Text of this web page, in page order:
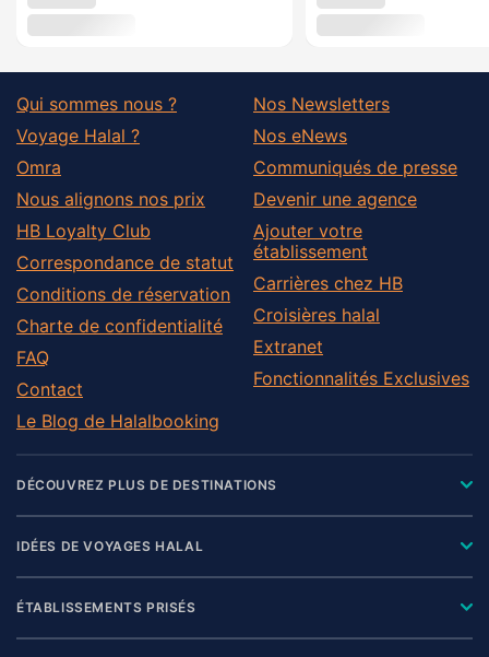
Qui sommes nous ?
Voyage Halal ?
Omra
Nous alignons nos prix
HB Loyalty Club
Correspondance de statut
Conditions de réservation
Charte de confidentialité
FAQ
Contact
Le Blog de Halalbooking
Nos Newsletters
Nos eNews
Communiqués de presse
Devenir une agence
Ajouter votre
établissement
Carrières chez HB
Croisières halal
Extranet
Fonctionnalités Exclusives
DÉCOUVREZ PLUS DE DESTINATIONS
IDÉES DE VOYAGES HALAL
ÉTABLISSEMENTS PRISÉS